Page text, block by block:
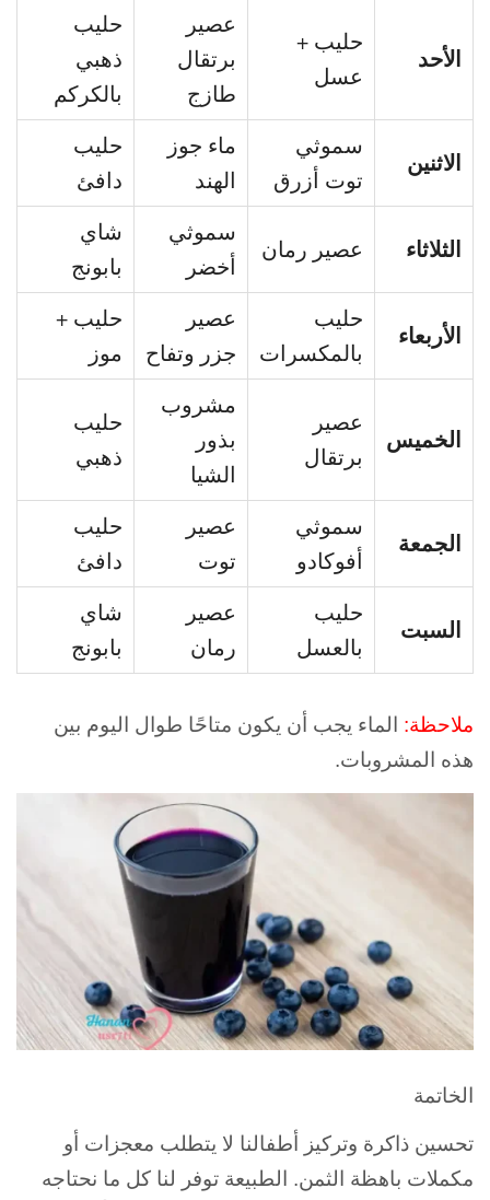
الأحد
حليب +
عسل
عصير
برتقال
طازج
حليب
ذهبي
بالكركم
الاثنين
سموثي
توت أزرق
ماء جوز
الهند
حليب
دافئ
الثلاثاء عصير رمان
سموثي
أخضر
شاي
بابونج
الأربعاء
حليب
بالمكسرات
عصير
جزر وتفاح
حليب +
موز
الخميس
عصير
برتقال
مشروب
بذور
الشيا
حليب
ذهبي
الجمعة
سموثي
أفوكادو
عصير
توت
حليب
دافئ
السبت
حليب
بالعسل
عصير
رمان
شاي
بابونج
ملاحظة: الماء يجب أن يكون متاحًا طوال اليوم بين
هذه المشروبات.
الخاتمة
تحسين ذاكرة وتركيز أطفالنا لا يتطلب معجزات أو
مكملات باهظة الثمن. الطبيعة توفر لنا كل ما نحتاجه